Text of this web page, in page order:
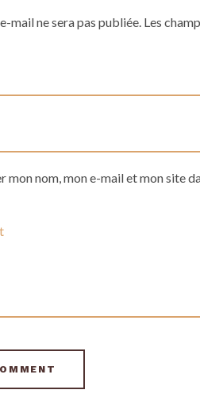
mail ne sera pas publiée. Les
mon nom, mon e-mail et mon site